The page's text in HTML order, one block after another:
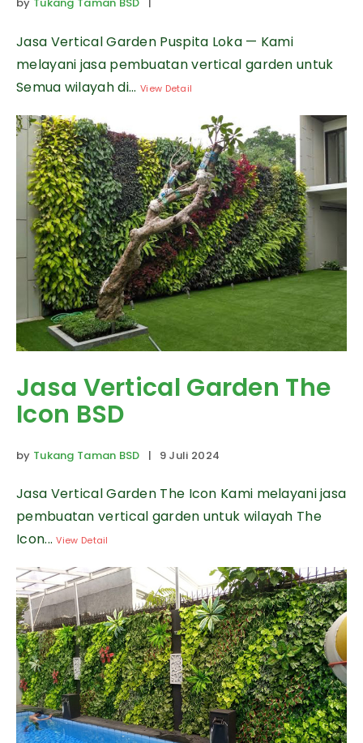
by Tukang Taman BSD |
Jasa Vertical Garden Puspita Loka — Kami
melayani jasa pembuatan vertical garden untuk
Semua wilayah di...View Detail
Jasa Vertical Garden The
Icon BSD
by Tukang Taman BSD | 9 Juli 2024
Jasa Vertical Garden The Icon Kami melayani jasa
pembuatan vertical garden untuk wilayah The
Icon...View Detail